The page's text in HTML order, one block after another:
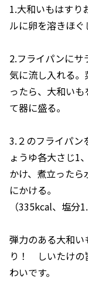
1.大和いもはすり
ルに卵を溶きほぐ
2.フライパンにサ
気に流し入れる
ったら、大和い
て器に盛る。
3.２のフライパン
ょうゆ各大さじ1
かけ、煮立ったら
にかける。
（335kcal、塩分
弾力のある大和
り！ しいたけの
わいです。